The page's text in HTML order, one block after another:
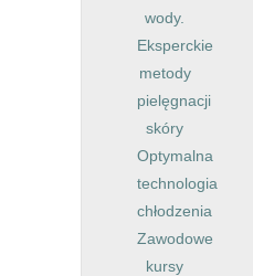
wody.
Eksperckie
metody
pielęgnacji
skóry
Optymalna
technologia
chłodzenia
Zawodowe
kursy